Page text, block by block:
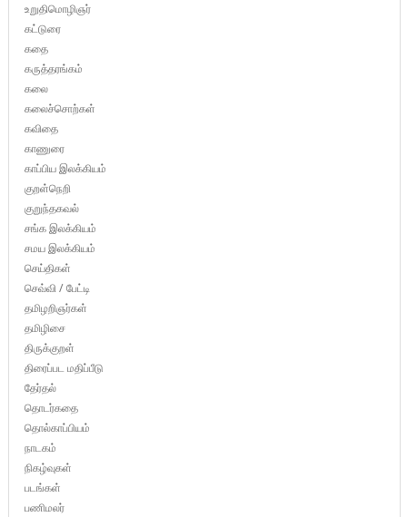
உறுதிமொழிஞர்
கட்டுரை
கதை
கருத்தரங்கம்
கலை
கலைச்சொற்கள்
கவிதை
காணுரை
காப்பிய இலக்கியம்
குறள்நெறி
குறுந்தகவல்
சங்க இலக்கியம்
சமய இலக்கியம்
செய்திகள்
செவ்வி / பேட்டி
தமிழறிஞர்கள்
தமிழிசை
திருக்குறள்
திரைப்பட மதிப்பீடு
தேர்தல்
தொடர்கதை
தொல்காப்பியம்
நாடகம்
நிகழ்வுகள்
படங்கள்
பணிமலர்